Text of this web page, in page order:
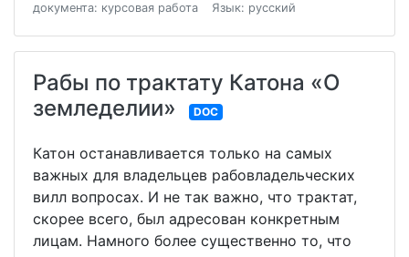
документа: курсовая работа
Язык: русский
Рабы по трактату Катона «О
земледелии»
DOC
Катон останавливается только на самых
важных для владельцев рабовладельческих
вилл вопросах. И не так важно, что трактат,
скорее всего, был адресован конкретным
лицам. Намного более существенно то, что